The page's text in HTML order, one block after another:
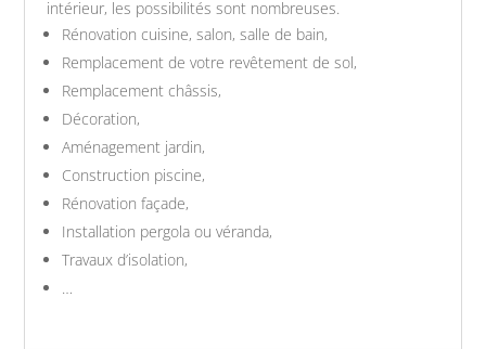
intérieur, les possibilités sont nombreuses.
Rénovation cuisine, salon, salle de bain,
Remplacement de votre revêtement de sol,
Remplacement châssis,
Décoration,
Aménagement jardin,
Construction piscine,
Rénovation façade,
Installation pergola ou véranda,
Travaux d’isolation,
…